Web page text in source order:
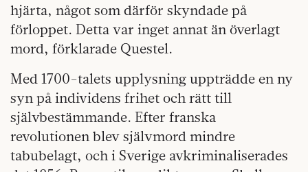
hjärta, något som därför skyndade på
förloppet. Detta var inget annat än överlagt
mord, förklarade Questel.
Med 1700-talets upplysning uppträdde en ny
syn på individens frihet och rätt till
självbestämmande. Efter franska
revolutionen blev självmord mindre
tabubelagt, och i Sverige avkriminaliserades